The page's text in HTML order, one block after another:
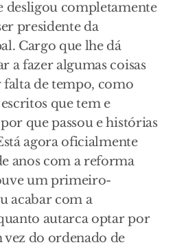
desligou completamente
presidente da
Cargo que lhe dá
a fazer algumas coisas
de tempo, como
que tem e
que passou e histórias
agora oficialmente
anos com a reforma
um primeiro-
acabar com a
autarca optar por
vez do ordenado de